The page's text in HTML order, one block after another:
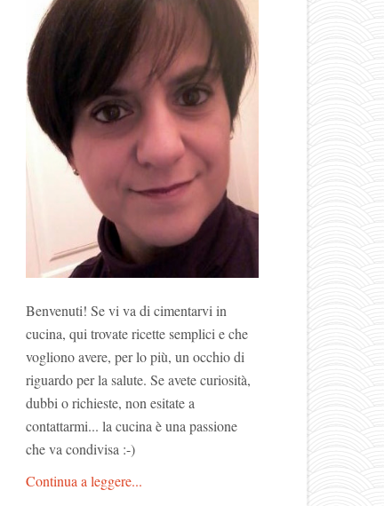
Benvenuti! Se vi va di cimentarvi in
cucina, qui trovate ricette semplici e che
vogliono avere, per lo più, un occhio di
riguardo per la salute. Se avete curiosità,
dubbi o richieste, non esitate a
contattarmi... la cucina è una passione
che va condivisa :-)
Continua a leggere...